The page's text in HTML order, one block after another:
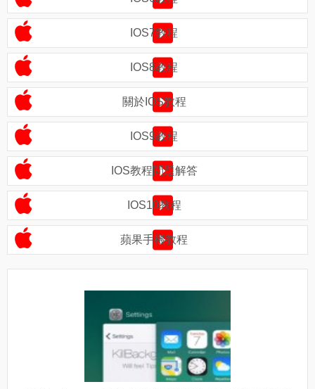
IOS7教程
IOS8教程
關於IOS教程
IOS9教程
IOS教程問題解答
IOS10教程
蘋果手機教程